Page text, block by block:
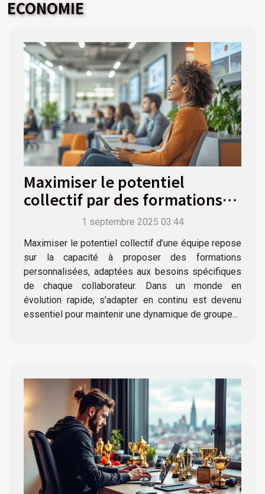
augmenter la
soi
ECONOMIE
Maximiser le potentiel
collectif par des formations
personnalisées
1 septembre 2025 03:44
Maximiser le potentiel collectif d’une équipe repose
sur la capacité à proposer des formations
personnalisées, adaptées aux besoins spécifiques
de chaque collaborateur. Dans un monde en
évolution rapide, s’adapter en continu est devenu
essentiel pour maintenir une dynamique de groupe...